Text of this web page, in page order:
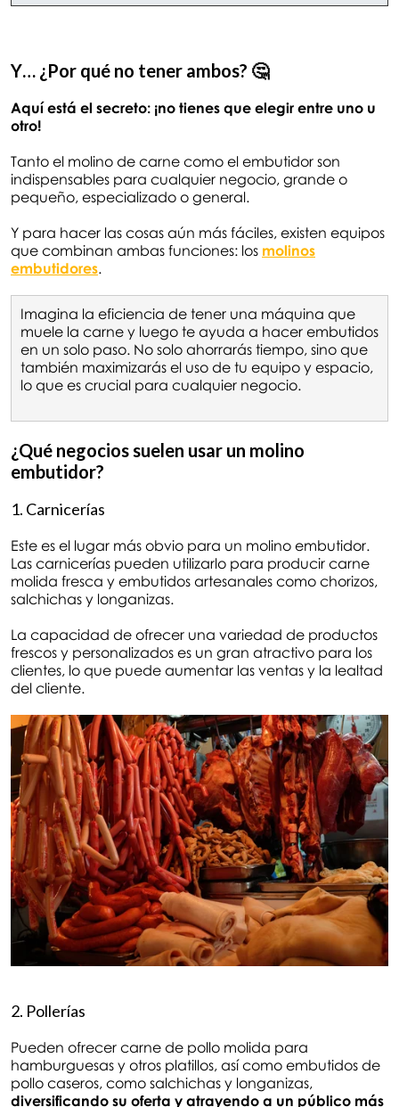
Y… ¿Por qué no tener ambos? 🤔
Aquí está el secreto: ¡no tienes que elegir entre uno u
otro!
Tanto el molino de carne como el embutidor son
indispensables para cualquier negocio, grande o
pequeño, especializado o general.
Y para hacer las cosas aún más fáciles, existen equipos
que combinan ambas funciones: los molinos
embutidores.
Imagina la eficiencia de tener una máquina que
muele la carne y luego te ayuda a hacer embutidos
en un solo paso. No solo ahorrarás tiempo, sino que
también maximizarás el uso de tu equipo y espacio,
lo que es crucial para cualquier negocio.
¿Qué negocios suelen usar un molino
embutidor?
1. Carnicerías
Este es el lugar más obvio para un molino embutidor.
Las carnicerías pueden utilizarlo para producir carne
molida fresca y embutidos artesanales como chorizos,
salchichas y longanizas.
La capacidad de ofrecer una variedad de productos
frescos y personalizados es un gran atractivo para los
clientes, lo que puede aumentar las ventas y la lealtad
del cliente.
2. Pollerías
Pueden ofrecer carne de pollo molida para
hamburguesas y otros platillos, así como embutidos de
pollo caseros, como salchichas y longanizas,
diversificando su oferta y atrayendo a un público más